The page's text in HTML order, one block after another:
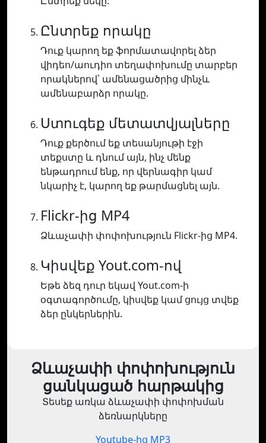
Ընտրեք որակը
Դուք կարող եք ֆորմատավորել ձեր
վիդեո/աուդիո տեղափոխումը տարբեր
որակներով՝ ամենացածրից մինչև
ամենաբարձր որակը.
Ստուգեք մետատվյալները
Դուք քերծում եք տեսանյութի էջի
տեքստը և դնում այն, ինչ մենք
ենթադրում ենք, որ վերնագիր կամ
նկարիչ է, կարող եք թարմացնել այն.
Flickr-ից MP4
Ձևաչափի փոփոխություն Flickr-ից MP4.
Կիսվեք Yout.com-ով
Եթե ձեզ դուր եկավ Yout.com-ի
օգտագործումը, կիսվեք կամ ցույց տվեք
ձեր ընկերներին.
Ձևաչափի փոփոխություն
ցանկացած հարթակից
Տեսեք առկա ձևաչափի փոփոխման
ձեռնարկները
Youtube-ից MP3